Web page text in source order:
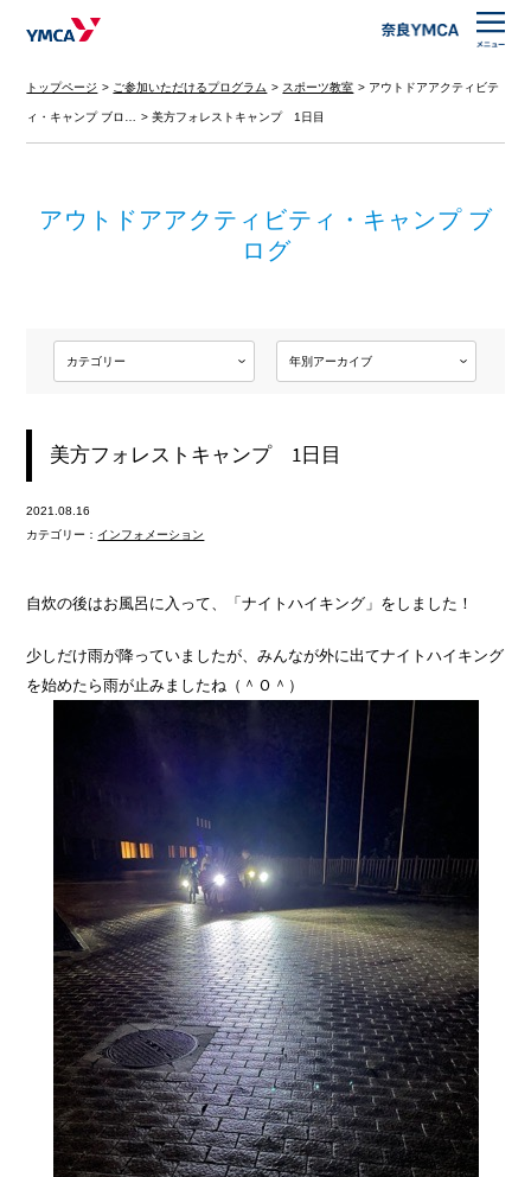
トップページ ご参加いただけるプログラム スポーツ教室 アウトドアアクティビテ
ィ・キャンプ ブロ… 美方フォレストキャンプ 1日目
アウトドアアクティビティ・キャンプ ブ
ログ
美方フォレストキャンプ 1日目
2021.08.16
カテゴリー： インフォメーション
自炊の後はお風呂に入って、「ナイトハイキング」をしました！
少しだけ雨が降っていましたが、みんなが外に出てナイトハイキング
を始めたら雨が止みましたね（＾Ｏ＾）